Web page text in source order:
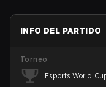
INFO DEL PARTIDO
Torneo
Esports World